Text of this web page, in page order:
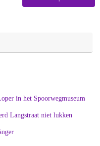
in het Spoorwegmuseum
Langstraat niet lukken